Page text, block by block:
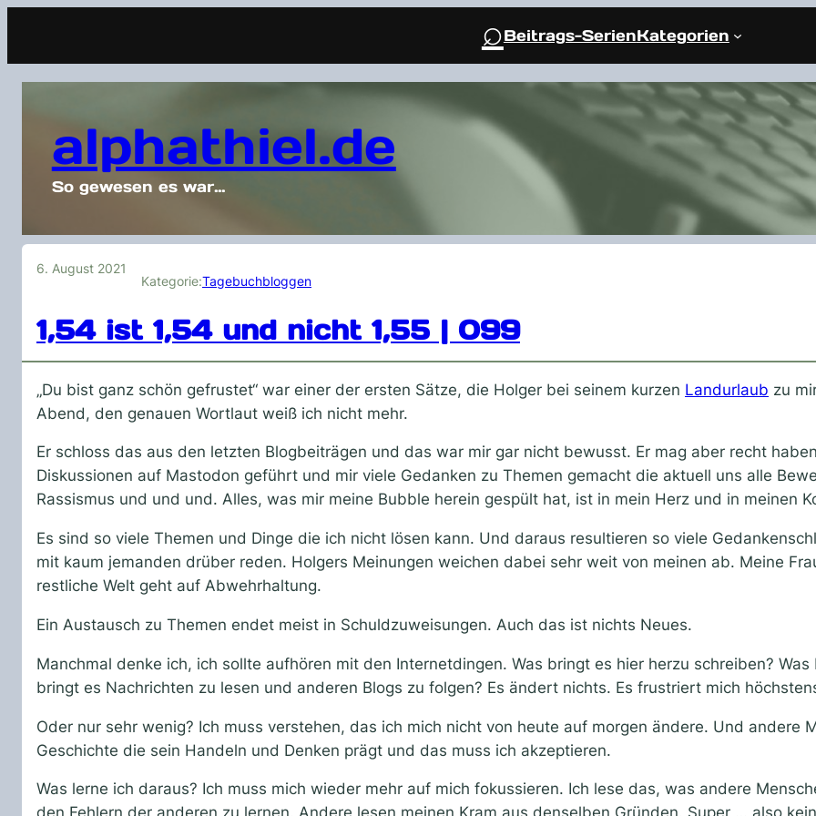
⌕Beitrags-SerienKategorien
alphathiel.de
So gewesen es war…
6. August 2021
Kategorie:Tagebuchbloggen
1,54 ist 1,54 und nicht 1,55 | 099
„Du bist ganz schön gefrustet“ war einer der ersten Sätze, die Holger bei seinem kurzen Landurlaub zu
Abend, den genauen Wortlaut weiß ich nicht mehr.
Er schloss das aus den letzten Blogbeiträgen und das war mir gar nicht bewusst. Er mag aber recht
Diskussionen auf Mastodon geführt und mir viele Gedanken zu Themen gemacht die aktuell uns alle
Rassismus und und und. Alles, was mir meine Bubble herein gespült hat, ist in mein Herz und in meinen
Es sind so viele Themen und Dinge die ich nicht lösen kann. Und daraus resultieren so viele
mit kaum jemanden drüber reden. Holgers Meinungen weichen dabei sehr weit von meinen ab. Meine
restliche Welt geht auf Abwehrhaltung.
Ein Austausch zu Themen endet meist in Schuldzuweisungen. Auch das ist nichts Neues.
Manchmal denke ich, ich sollte aufhören mit den Internetdingen. Was bringt es hier herzu schreiben?
bringt es Nachrichten zu lesen und anderen Blogs zu folgen? Es ändert nichts. Es frustriert mich
Oder nur sehr wenig? Ich muss verstehen, das ich mich nicht von heute auf morgen ändere. Und andere
Geschichte die sein Handeln und Denken prägt und das muss ich akzeptieren.
Was lerne ich daraus? Ich muss mich wieder mehr auf mich fokussieren. Ich lese das, was andere